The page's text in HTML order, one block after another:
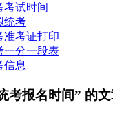
考试时间
统考
准考证打印
一分一段表
信息
考报名时间” 的